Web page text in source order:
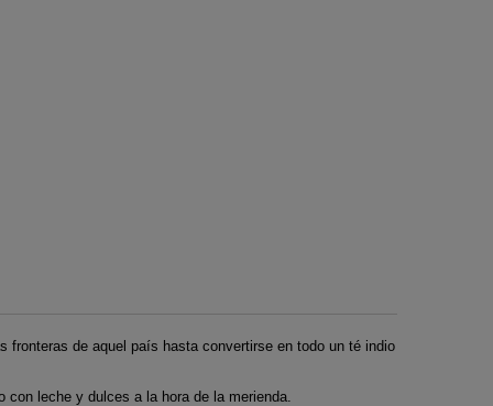
de aquel país hasta convertirse en todo un té indio
leche y dulces a la hora de la merienda.